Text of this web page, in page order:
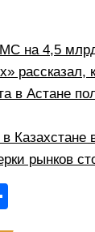
на 4,5
в Астане
Казахстане
рынков